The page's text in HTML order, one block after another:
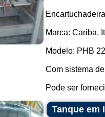
Marca: Cariba,
Modelo: PHB
Com sistema
Pode ser
Tanque em